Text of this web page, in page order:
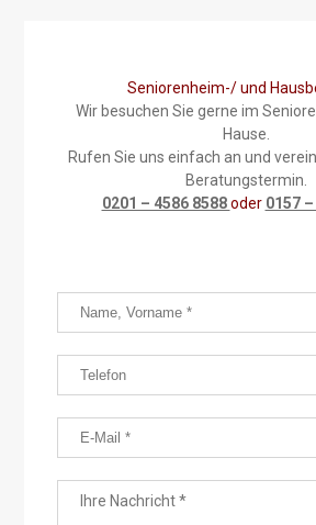
Seniorenheim-/ und
Wir besuchen Sie gerne im
Hause.
Rufen Sie uns einfach an und
Beratungstermin.
0201 – 4586 8588oder 0157